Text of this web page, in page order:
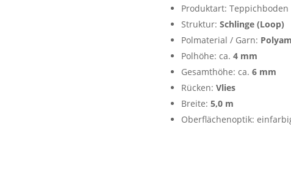
Produktart: Teppichboden
Struktur: Schlinge (Loop)
Polmaterial / Garn:
Polhöhe: ca. 4 mm
Gesamthöhe: ca. 6 mm
Rücken: Vlies
Breite: 5,0 m
Oberflächenoptik: